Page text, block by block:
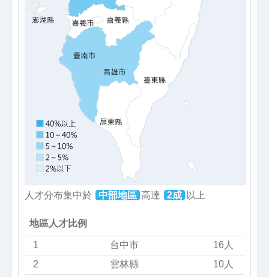
人才分布集中於 中部地區 高達 2成 以上
地區人才比例
1 台中市
16人
2
雲林縣
10人